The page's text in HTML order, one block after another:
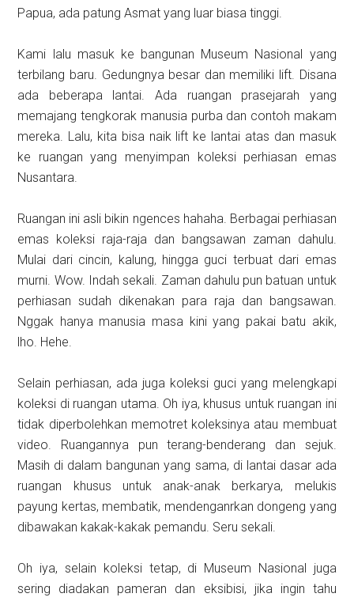
Papua, ada patung Asmat yang luar biasa tinggi.
Kami lalu masuk ke bangunan Museum Nasional yang
terbilang baru. Gedungnya besar dan memiliki lift. Disana
ada beberapa lantai. Ada ruangan prasejarah yang
memajang tengkorak manusia purba dan contoh makam
mereka. Lalu, kita bisa naik lift ke lantai atas dan masuk
ke ruangan yang menyimpan koleksi perhiasan emas
Nusantara.
Ruangan ini asli bikin ngences hahaha. Berbagai perhiasan
emas koleksi raja-raja dan bangsawan zaman dahulu.
Mulai dari cincin, kalung, hingga guci terbuat dari emas
murni. Wow. Indah sekali. Zaman dahulu pun batuan untuk
perhiasan sudah dikenakan para raja dan bangsawan.
Nggak hanya manusia masa kini yang pakai batu akik,
lho. Hehe.
Selain perhiasan, ada juga koleksi guci yang melengkapi
koleksi di ruangan utama. Oh iya, khusus untuk ruangan ini
tidak diperbolehkan memotret koleksinya atau membuat
video. Ruangannya pun terang-benderang dan sejuk.
Masih di dalam bangunan yang sama, di lantai dasar ada
ruangan khusus untuk anak-anak berkarya, melukis
payung kertas, membatik, mendenganrkan dongeng yang
dibawakan kakak-kakak pemandu. Seru sekali.
Oh iya, selain koleksi tetap, di Museum Nasional juga
sering diadakan pameran dan eksibisi, jika ingin tahu